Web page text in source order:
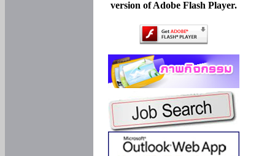
version of Adobe Flash Player.